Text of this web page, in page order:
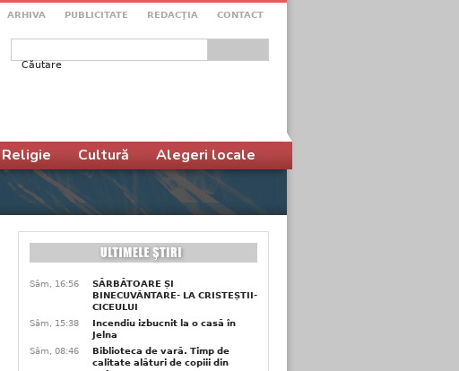
ARHIVA PUBLICITATE REDACŢIA CONTACT
Formular de căutare
Religie Cultură Alegeri locale
Sâm, 16:56
SĂRBĂTOARE ȘI
BINECUVÂNTARE- LA CRISTEȘTII-
CICEULUI
Sâm, 15:38
Incendiu izbucnit la o casă în
Jelna
Sâm, 08:46
Biblioteca de vară. Timp de
calitate alături de copiii din